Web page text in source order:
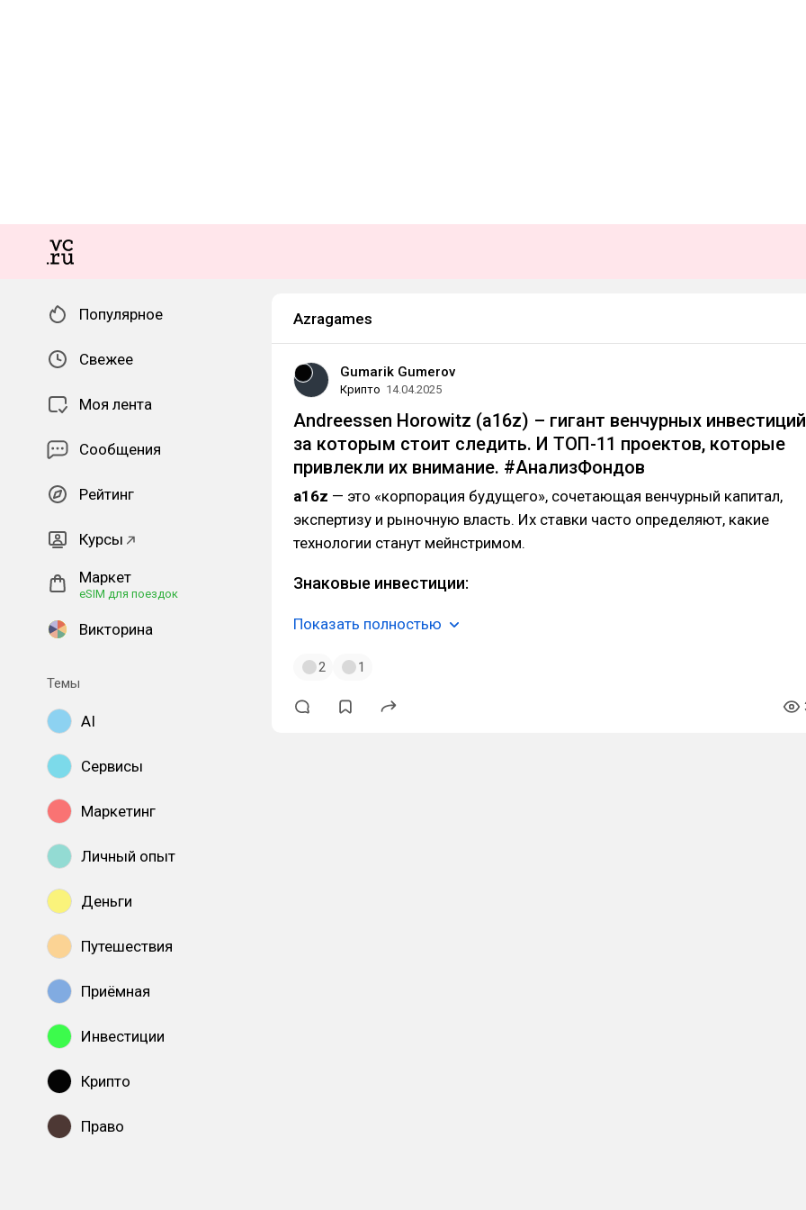
Популярное
Свежее
Моя лента
Сообщения
Рейтинг
Курсы
Маркет
eSIM для поездок
Викторина
Темы
AI
Сервисы
Маркетинг
Личный опыт
Деньги
Путешествия
Приёмная
Инвестиции
Крипто
Право
Azragames
Gumarik Gumerov
Крипто 14.04.2025
Andreessen Horowitz (a16z) – гигант венчурных
за которым стоит следить. И ТОП-11 проектов, которые
привлекли их внимание. #АнализФондов
a16z — это «корпорация будущего», сочетающая венчурный капитал,
экспертизу и рыночную власть. Их ставки часто определяют, какие
технологии станут мейнстримом.
Знаковые инвестиции:
Показать полностью
2 1